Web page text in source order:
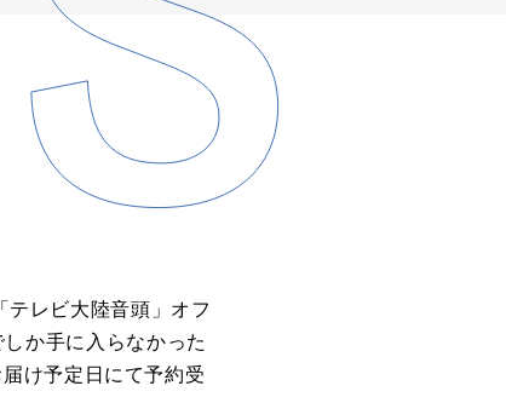
レビ大陸音頭」オフ
か手に入らなかった
け予定日にて予約受